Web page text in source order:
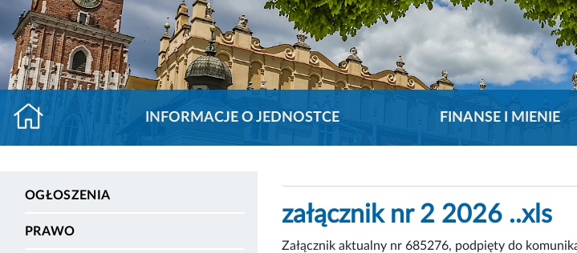
INFORMACJE O JEDNOSTCE FINANSE I MIENIE
OGŁOSZENIA
PRAWO
załącznik nr 2 2026 ..xls
Załącznik aktualny nr 685276, podpięty do